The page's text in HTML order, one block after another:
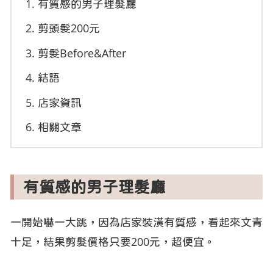
有質感的男子理髮廳
剪頭髮200元
剪髮Before&After
結語
店家資訊
相關文章
有質感的男子理髮廳
一開始嚇一大跳，因為店家裝潢有質感，看起來文青
十足，結果剪髮價格只要200元，超便宜。